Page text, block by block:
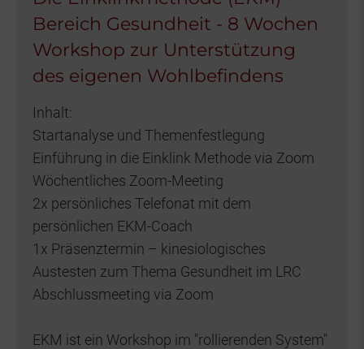
Bereich Gesundheit - 8 Wochen
Workshop zur Unterstützung
des eigenen Wohlbefindens
Inhalt:
Startanalyse und Themenfestlegung
Einführung in die Einklink Methode via Zoom
Wöchentliches Zoom-Meeting
2x persönliches Telefonat mit dem
persönlichen EKM-Coach
1x Präsenztermin – kinesiologisches
Austesten zum Thema Gesundheit im LRC
Abschlussmeeting via Zoom
EKM ist ein Workshop im "rollierenden System"